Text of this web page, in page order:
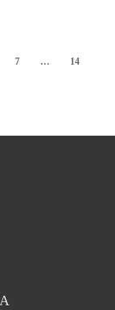
7 … 14